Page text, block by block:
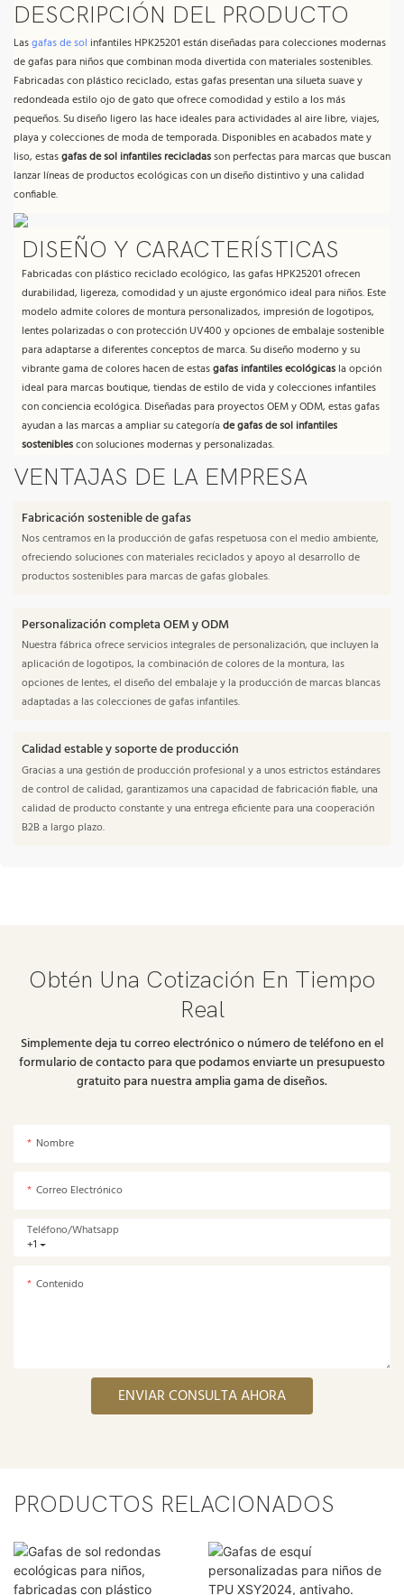
DESCRIPCIÓN DEL PRODUCTO
Lasgafas de sol infantiles HPK25201 están diseñadas para colecciones modernas
de gafas para niños que combinan moda divertida con materiales sostenibles.
Fabricadas con plástico reciclado, estas gafas presentan una silueta suave y
redondeada estilo ojo de gato que ofrece comodidad y estilo a los más
pequeños. Su diseño ligero las hace ideales para actividades al aire libre, viajes,
playa y colecciones de moda de temporada. Disponibles en acabados mate y
liso, estasgafas de sol infantiles recicladasson perfectas para marcas que buscan
lanzar líneas de productos ecológicas con un diseño distintivo y una calidad
confiable.
DISEÑO Y CARACTERÍSTICAS
Fabricadas con plástico reciclado ecológico, las gafas HPK25201 ofrecen
durabilidad, ligereza, comodidad y un ajuste ergonómico ideal para niños. Este
modelo admite colores de montura personalizados, impresión de logotipos,
lentes polarizadas o con protección UV400 y opciones de embalaje sostenible
para adaptarse a diferentes conceptos de marca. Su diseño moderno y su
vibrante gama de colores hacen de estasgafas infantiles ecológicasla opción
ideal para marcas boutique, tiendas de estilo de vida y colecciones infantiles
con conciencia ecológica. Diseñadas para proyectos OEM y ODM, estas gafas
ayudan a las marcas a ampliar su categoría de gafas de sol infantiles
sosteniblescon soluciones modernas y personalizadas.
VENTAJAS DE LA EMPRESA
Fabricación sostenible de gafas
Nos centramos en la producción de gafas respetuosa con el medio ambiente,
ofreciendo soluciones con materiales reciclados y apoyo al desarrollo de
productos sostenibles para marcas de gafas globales.
Personalización completa OEM y ODM
Nuestra fábrica ofrece servicios integrales de personalización, que incluyen la
aplicación de logotipos, la combinación de colores de la montura, las
opciones de lentes, el diseño del embalaje y la producción de marcas blancas
adaptadas a las colecciones de gafas infantiles.
Calidad estable y soporte de producción
Gracias a una gestión de producción profesional y a unos estrictos estándares
de control de calidad, garantizamos una capacidad de fabricación fiable, una
calidad de producto constante y una entrega eficiente para una cooperación
B2B a largo plazo.
Obtén Una Cotización En Tiempo
Real
Simplemente deja tu correo electrónico o número de teléfono en el
formulario de contacto para que podamos enviarte un presupuesto
gratuito para nuestra amplia gama de diseños.
Nombre
Correo Electrónico
+1
Teléfono/whatsapp
Contenido
ENVIAR CONSULTA AHORA
PRODUCTOS RELACIONADOS